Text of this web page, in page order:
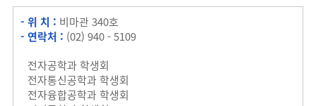
- 위 치 : 비마관 340호
- 연락처 : (02) 940 - 5109
전자공학과 학생회
전자통신공학과 학생회
전자융합공학과 학생회